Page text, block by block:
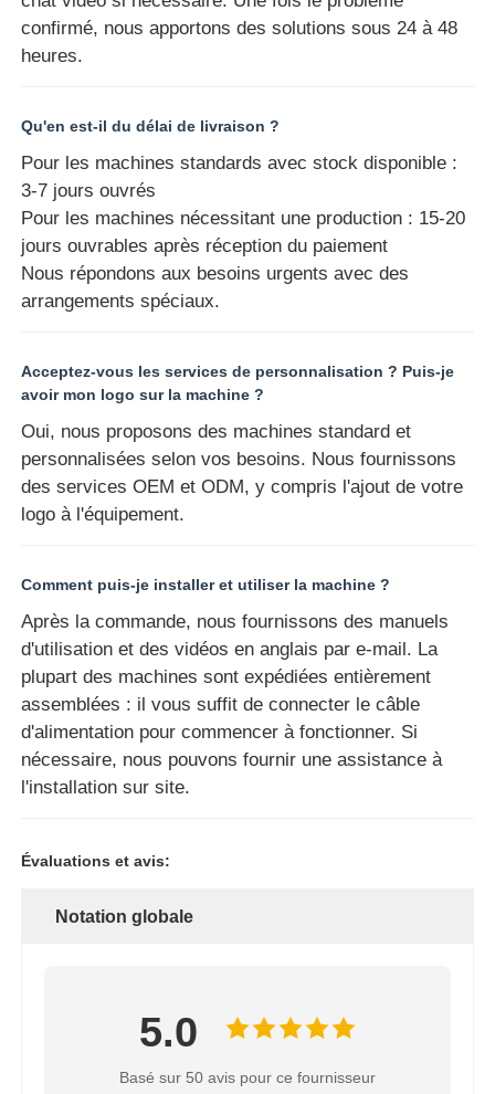
confirmé, nous apportons des solutions sous 24 à 48
heures.
Qu'en est-il du délai de livraison ?
Pour les machines standards avec stock disponible :
3-7 jours ouvrés
Pour les machines nécessitant une production : 15-20
jours ouvrables après réception du paiement
Nous répondons aux besoins urgents avec des
arrangements spéciaux.
Acceptez-vous les services de personnalisation ? Puis-je
avoir mon logo sur la machine ?
Oui, nous proposons des machines standard et
personnalisées selon vos besoins. Nous fournissons
des services OEM et ODM, y compris l'ajout de votre
logo à l'équipement.
Comment puis-je installer et utiliser la machine ?
Après la commande, nous fournissons des manuels
d'utilisation et des vidéos en anglais par e-mail. La
plupart des machines sont expédiées entièrement
assemblées : il vous suffit de connecter le câble
d'alimentation pour commencer à fonctionner. Si
nécessaire, nous pouvons fournir une assistance à
l'installation sur site.
Évaluations et avis:
Notation globale
5.0
Basé sur 50 avis pour ce fournisseur